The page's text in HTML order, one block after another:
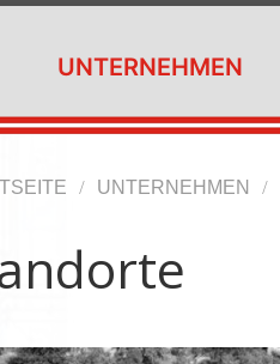
UNTERNEHMEN
UNTERNEHMEN